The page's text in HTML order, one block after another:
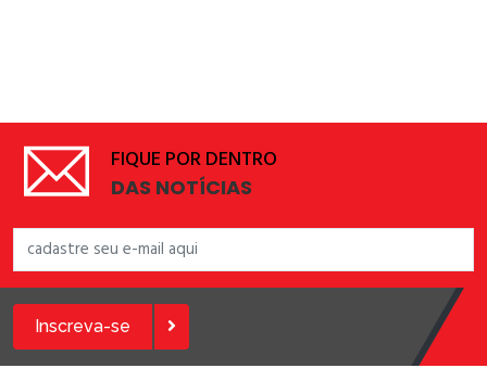
FIQUE POR DENTRO
DAS NOTÍCIAS
Inscreva-se